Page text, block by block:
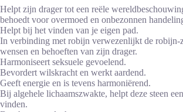
Helpt zijn drager tot een reële
behoedt voor overmoed en onbezonnen
Helpt bij het vinden van je eigen pad.
In verbinding met robijn verwezenlijkt de robijn-
wensen en behoeften van zijn drager.
Harmoniseert seksuele gevoelend.
Bevordert wilskracht en werkt aardend.
Geeft energie en is tevens harmoniërend.
Bij algehele lichaamszwakte, helpt deze steen
vinden.